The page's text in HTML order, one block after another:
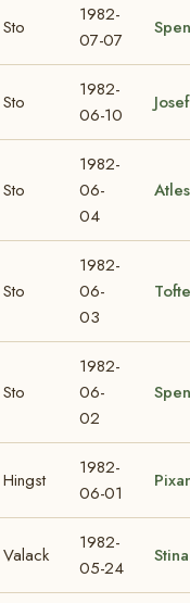
Sto
1982-
07-07
Sto
1982-
06-10
Sto
1982-
06-
04
Sto
1982-
06-
03
Sto
1982-
06-
02
Hingst
1982-
06-01
Valack
1982-
05-24